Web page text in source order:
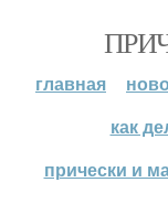
главная
как
прически и